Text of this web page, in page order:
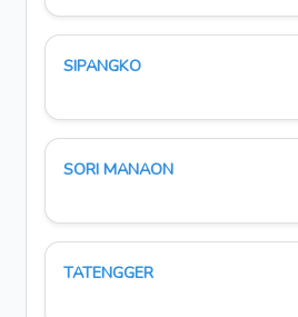
SIPANGKO
SORI MANAON
TATENGGER